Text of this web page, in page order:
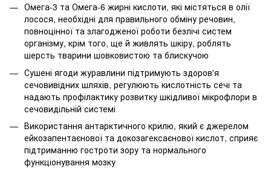
Омега-3 та Омега-6 жирні кислоти, які містяться в олії
лосося, необхідні для правильного обміну речовин,
повноцінної та злагодженої роботи безлічі систем
організму, крім того, ще й живлять шкіру, роблять
шерсть тварини шовковистою та блискучою
Сушені ягоди журавлини підтримують здоров'я
сечовивідних шляхів, регулюють кислотність сечі та
надають профілактику розвитку шкідливої мікрофлори в
сечовидільній системі
Використання антарктичного крилю, який є джерелом
ейкозапентаєнової та докозагексаєнової кислот, сприяє
підтриманню гостроти зору та нормального
функціонування мозку